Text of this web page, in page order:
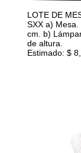
LOTE DE
SXX a)
cm. b)
de altura.
Estimado: $